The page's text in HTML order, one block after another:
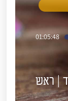
01:05:48
| ראש